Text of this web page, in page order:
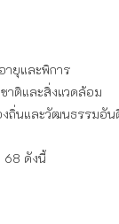
68 ดังนี้